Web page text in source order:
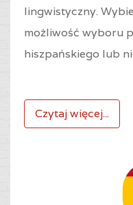
lingwistyczny.
możliwość wyboru
hiszpańskiego lub
Czytaj więcej...